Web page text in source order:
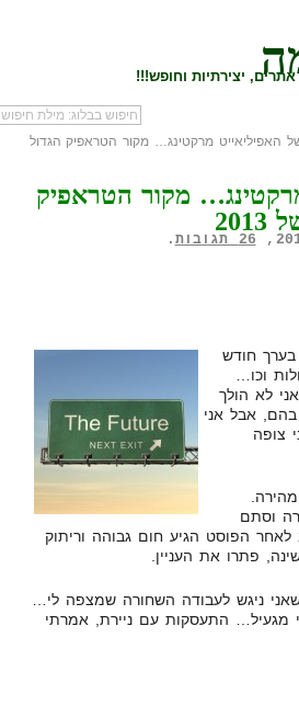
יצירתיות וחופש!!!
האפיליאייט מרקטינג… מקור הטראפיק הגדול
מקור הטראפיק
26 תגובות .
בערך חודש
וכו…
לא הולך
אבל אני
צופה
וסתם
הפוסט הגיע חום גבוהה וריתוק
פתרו את העניין.
ניגש לעבודה השחורה שמצפה לי…
מגעיל… התעסקות עם ניירת, אמרתי